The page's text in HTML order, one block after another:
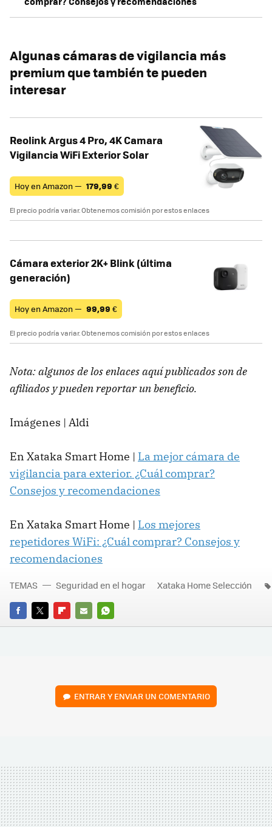
Algunas cámaras de vigilancia más
premium que también te pueden
interesar
Reolink Argus 4 Pro, 4K Camara
Vigilancia WiFi Exterior Solar
Hoy en Amazon — 179,99 €
El precio podría variar. Obtenemos comisión por estos enlaces
Cámara exterior 2K+ Blink (última
generación)
Hoy en Amazon — 99,99 €
El precio podría variar. Obtenemos comisión por estos enlaces
Nota: algunos de los enlaces aquí publicados son de
afiliados y pueden reportar un beneficio.
Imágenes | Aldi
En Xataka Smart Home | La mejor cámara de
vigilancia para exterior. ¿Cuál comprar?
Consejos y recomendaciones
En Xataka Smart Home | Los mejores
repetidores WiFi: ¿Cuál comprar? Consejos y
recomendaciones
FACEBOOK
TWITTERFLIPBOARD
E-
WHATSAPP
TEMAS Seguridad en el hogar Xataka Home Selección
ENTRAR Y ENVIAR UN COMENTARIO